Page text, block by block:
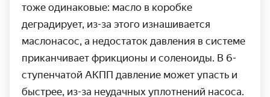
тоже одинаковые: масло в коробке
деградирует, из-за этого изнашивается
маслонасос, а недостаток давления в системе
приканчивает фрикционы и соленоиды. В 6-
ступенчатой АКПП давление может упасть и
быстрее, из-за неудачных уплотнений насоса.